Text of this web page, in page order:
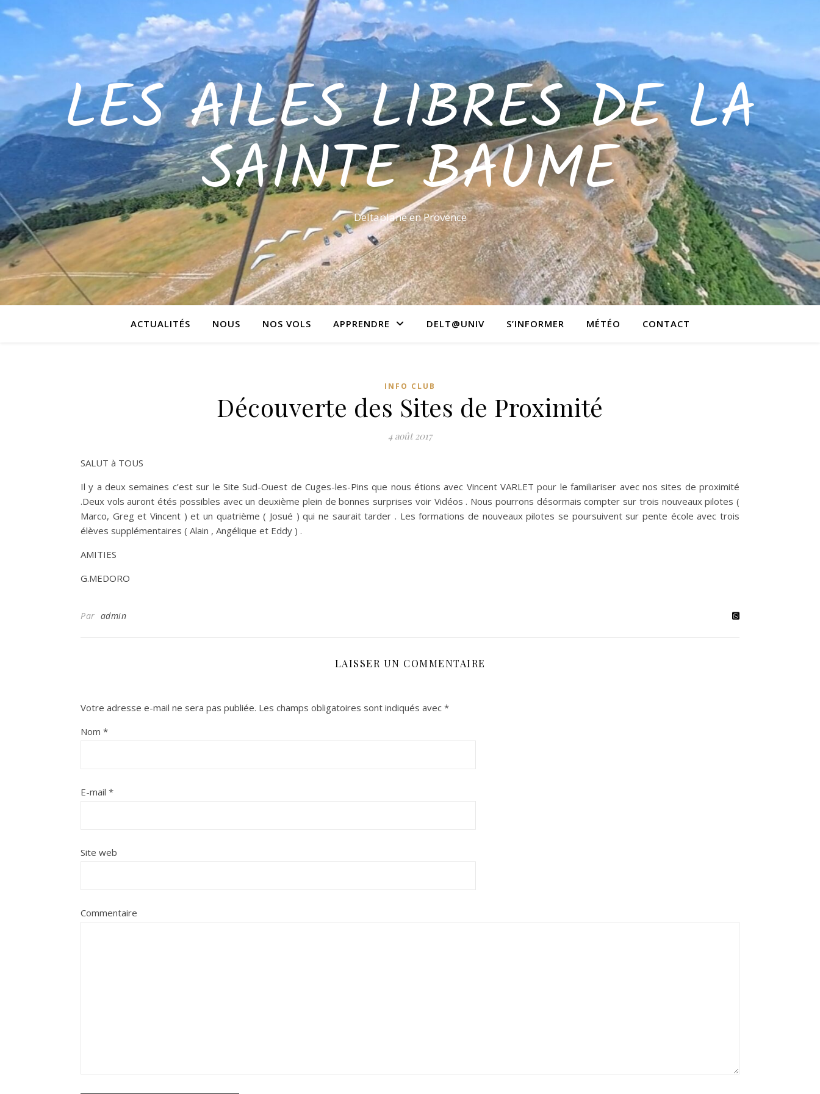
LES AILES LIBRES DE LA
SAINTE BAUME
Deltaplane en Provence
ACTUALITÉS NOUS NOS VOLS APPRENDRE DELT@UNIV S’INFORMER MÉTÉO CONTACT
INFO CLUB
Découverte des Sites de Proximité
4 août 2017
SALUT à TOUS
Il y a deux semaines c’est sur le Site Sud-Ouest de Cuges-les-Pins que nous étions avec Vincent VARLET pour le familiariser avec nos sites de proximité
.Deux vols auront étés possibles avec un deuxième plein de bonnes surprises voir Vidéos . Nous pourrons désormais compter sur trois nouveaux pilotes (
Marco, Greg et Vincent ) et un quatrième ( Josué ) qui ne saurait tarder . Les formations de nouveaux pilotes se poursuivent sur pente école avec trois
élèves supplémentaires ( Alain , Angélique et Eddy ) .
AMITIES
G.MEDORO
Par admin
LAISSER UN COMMENTAIRE
Votre adresse e-mail ne sera pas publiée. Les champs obligatoires sont indiqués avec *
Nom *
E-mail *
Site web
Commentaire